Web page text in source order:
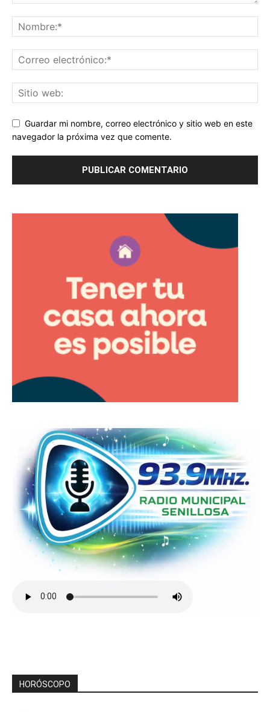
Guardar mi nombre, correo electrónico y sitio web en este
navegador la próxima vez que comente.
HORÓSCOPO